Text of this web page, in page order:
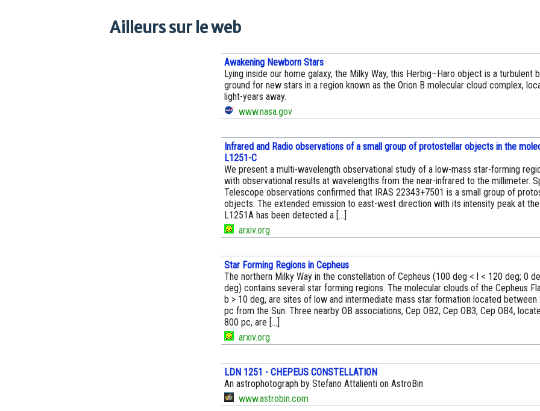
Ailleurs sur le web
Awakening Newborn Stars
Lying inside our home galaxy, the Milky Way, this Herbig–Haro object is a turbulent
ground for new stars in a region known as the Orion B molecular cloud complex,
light-years away.
www.nasa.gov
Infrared and Radio observations of a small group of protostellar objects in the
L1251-C
We present a multi-wavelength observational study of a low-mass star-forming
with observational results at wavelengths from the near-infrared to the millimeter.
Telescope observations confirmed that IRAS 22343+7501 is a small group of
objects. The extended emission to east-west direction with its intensity peak at
L1251A has been detected a [...]
arxiv.org
Star Forming Regions in Cepheus
The northern Milky Way in the constellation of Cepheus (100 deg < l < 120 deg; 0
deg) contains several star forming regions. The molecular clouds of the Cepheus
b > 10 deg, are sites of low and intermediate mass star formation located between
pc from the Sun. Three nearby OB associations, Cep OB2, Cep OB3, Cep OB4,
800 pc, are [...]
arxiv.org
LDN 1251 - CHEPEUS CONSTELLATION
An astrophotograph by Stefano Attalienti on AstroBin
www.astrobin.com